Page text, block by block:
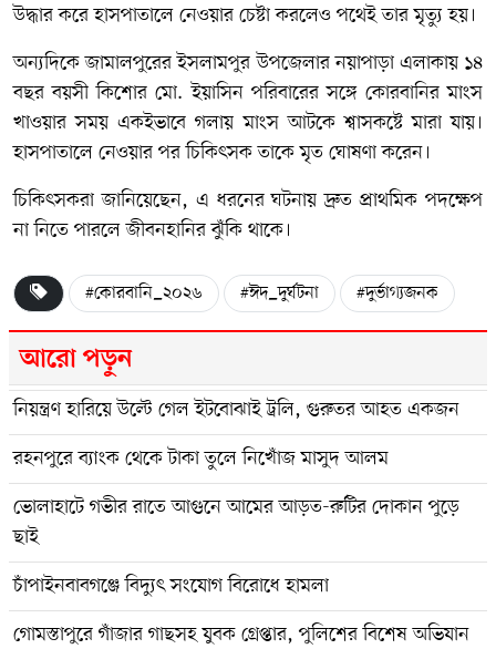
উদ্ধার করে হাসপাতালে নেওয়ার চেষ্টা করলেও পথেই তার মৃত্যু হয়।
অন্যদিকে জামালপুরের ইসলামপুর উপজেলার নয়াপাড়া এলাকায় ১৪
বছর বয়সী কিশোর মো. ইয়াসিন পরিবারের সঙ্গে কোরবানির মাংস
খাওয়ার সময় একইভাবে গলায় মাংস আটকে শ্বাসকষ্টে মারা যায়।
হাসপাতালে নেওয়ার পর চিকিৎসক তাকে মৃত ঘোষণা করেন।
চিকিৎসকরা জানিয়েছেন, এ ধরনের ঘটনায় দ্রুত প্রাথমিক পদক্ষেপ
না নিতে পারলে জীবনহানির ঝুঁকি থাকে।
#কোরবানি_২০২৬ #ঈদ_দুর্ঘটনা #দুর্ভাগ্যজনক
আরো পড়ুন
নিয়ন্ত্রণ হারিয়ে উল্টে গেল ইটবোঝাই ট্রলি, গুরুতর আহত একজন
রহনপুরে ব্যাংক থেকে টাকা তুলে নিখোঁজ মাসুদ আলম
ভোলাহাটে গভীর রাতে আগুনে আমের আড়ত-রুটির দোকান পুড়ে
ছাই
চাঁপাইনবাবগঞ্জে বিদ্যুৎ সংযোগ বিরোধে হামলা
গোমস্তাপুরে গাঁজার গাছসহ যুবক গ্রেপ্তার, পুলিশের বিশেষ অভিযান